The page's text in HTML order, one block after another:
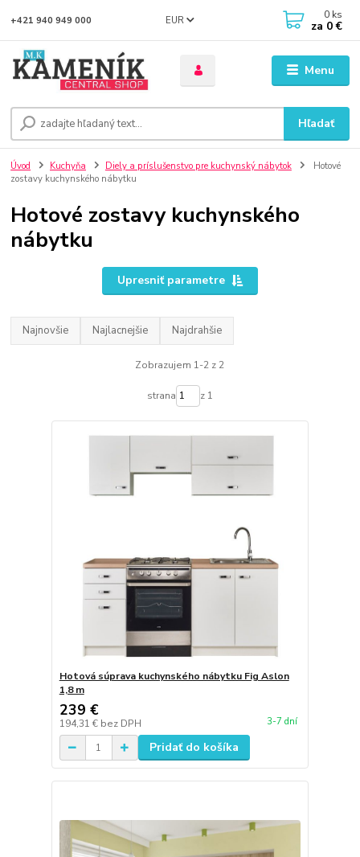
Menu
EUR
Hľadať
+421 940 949 000 0 ks
za 0 €
Úvod Kuchyňa Diely a príslušenstvo pre kuchynský nábytok
Hotové
zostavy kuchynského nábytku
Hotové zostavy kuchynského
nábytku
Upresniť parametre
Najnovšie Najlacnejšie Najdrahšie
Zobrazujem 1-2 z 2
strana z 1
Hotová súprava kuchynského nábytku Fig Aslon
1,8 m
239 €
194,31 € bez DPH 3-7 dní
Pridať do košíka